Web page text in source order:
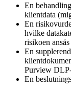
En
klientdata
En
hvilke
risikoen
En
Purview
En